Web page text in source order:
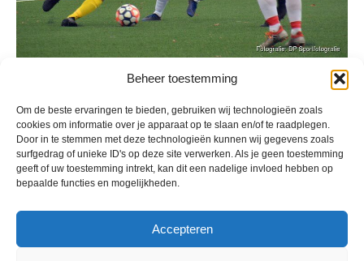
Beheer toestemming
Om de beste ervaringen te bieden, gebruiken wij technologieën zoals
cookies om informatie over je apparaat op te slaan en/of te raadplegen.
Door in te stemmen met deze technologieën kunnen wij gegevens zoals
surfgedrag of unieke ID's op deze site verwerken. Als je geen toestemming
geeft of uw toestemming intrekt, kan dit een nadelige invloed hebben op
bepaalde functies en mogelijkheden.
Accepteren